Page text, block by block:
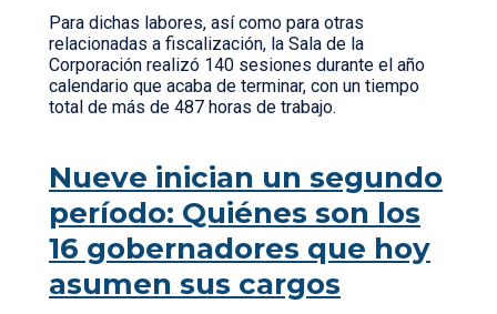
Para dichas labores, así como para otras
relacionadas a fiscalización, la Sala de la
Corporación realizó 140 sesiones durante el año
calendario que acaba de terminar, con un tiempo
total de más de 487 horas de trabajo.
Nueve inician un segundo
período: Quiénes son los
16 gobernadores que hoy
asumen sus cargos